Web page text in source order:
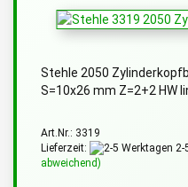
Stehle 2050
S=10x26 mm Z=2+2 HW
Art.Nr.: 3319
Lieferzeit:
2-
abweichend)